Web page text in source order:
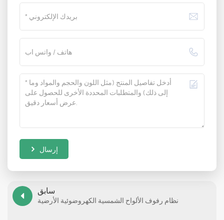
إرسال
سابق
نظام رفوف الألواح الشمسية الكهروضوئية الأرضية